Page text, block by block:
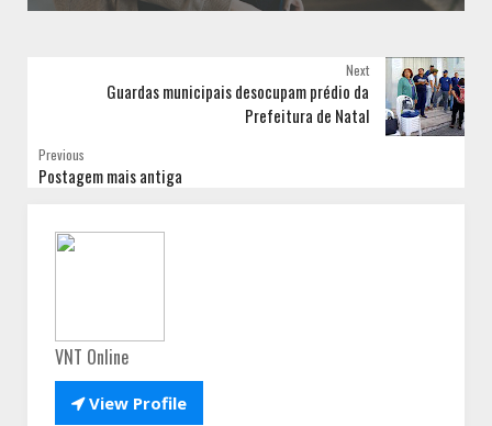
Next
Guardas municipais desocupam prédio da
Prefeitura de Natal
Previous
Postagem mais antiga
VNT Online
View Profile